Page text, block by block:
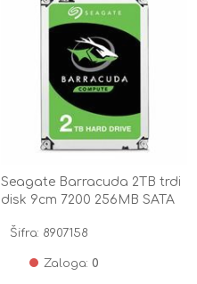
Seagate Barracuda 2TB trdi
disk 9cm 7200 256MB SATA
Šifra: 8907158
Zaloga: 0